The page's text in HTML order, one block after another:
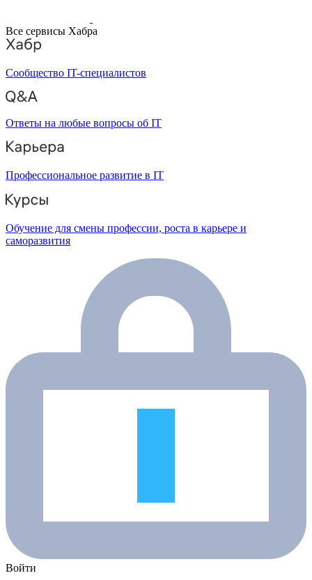
Все сервисы Хабра
Сообщество IT-специалистов
Ответы на любые вопросы об IT
Профессиональное развитие в IT
Обучение для смены профессии, роста в карьере и
саморазвития
Войти